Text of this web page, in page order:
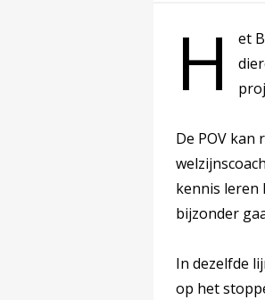
H
et
De POV kan
kennis leren
bijzonder
In dezelfde
op het